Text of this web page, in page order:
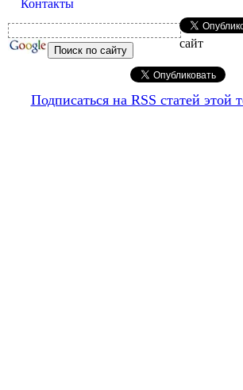
Контакты
сайт
Подписаться на RSS статей этой